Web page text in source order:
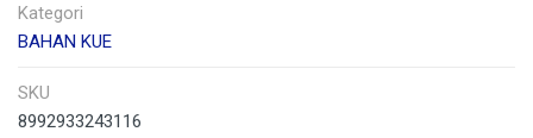
Kategori
BAHAN KUE
SKU
8992933243116